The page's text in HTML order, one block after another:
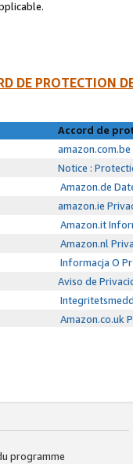
DE PROTECTION
Accord de
Notice :
Amazon.de
amazon.ie
Amazon.it
Amazon.nl
Informacja O
Aviso de
Amazon.co.uk
programme